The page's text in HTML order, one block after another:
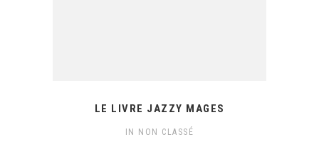
LE LIVRE JAZZY MAGES
IN NON CLASSÉ